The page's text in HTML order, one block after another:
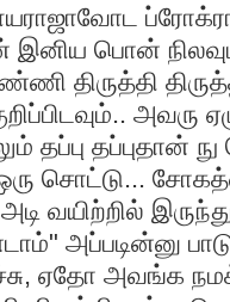
இனிய பொன்
திருத்தி
அவரு
தப்பு தப்புதான்
சொட்டு...
வயிற்றில்
அப்படின்னு
ஏதோ அவங்க